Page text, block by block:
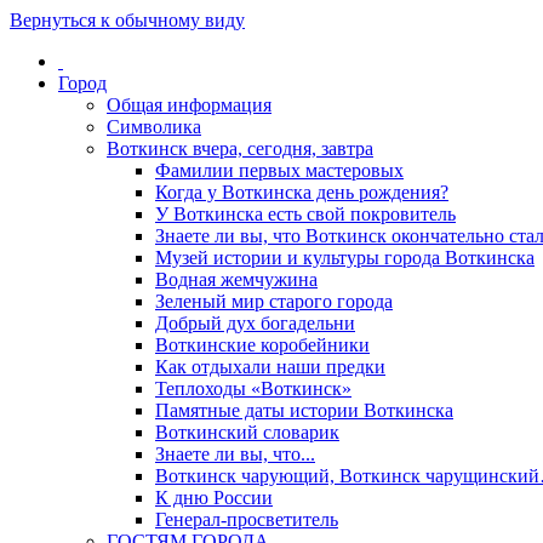
Вернуться к обычному виду
Город
Общая информация
Символика
Воткинск вчера, сегодня, завтра
Фамилии первых мастеровых
Когда у Воткинска день рождения?
У Воткинска есть свой покровитель
Знаете ли вы, что Воткинск окончательно
Музей истории и культуры города Воткинска
Водная жемчужина
Зеленый мир старого города
Добрый дух богадельни
Воткинские коробейники
Как отдыхали наши предки
Теплоходы «Воткинск»
Памятные даты истории Воткинска
Воткинский словарик
Знаете ли вы, что...
Воткинск чарующий, Воткинск
К дню России
Генерал-просветитель